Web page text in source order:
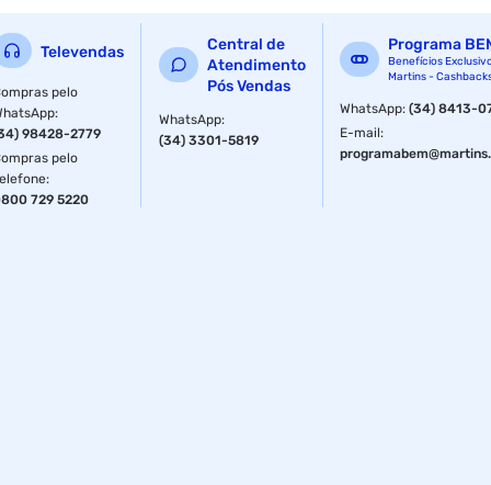
Adoçante dietético em pó
Indicação de Uso:
Café, suco, chá, iogurte e leite
Ingredientes:
Edulcorantes: eritritol, sucralose e acesulfame de potássio
Televendas
pelo
:
98428-2779
pelo
:
729 5220
Central de
Atendimento
Pós Vendas
WhatsApp:
(34) 3301-5819
Programa
Benefícios
Martins -
WhatsApp:(34) 8413-
E-mail: